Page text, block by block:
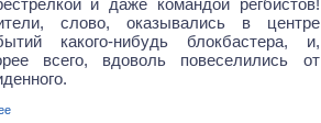
и даже командой регбистов!
слово, оказывались в центре
какого-нибудь блокбастера, и,
всего, вдоволь повеселились от